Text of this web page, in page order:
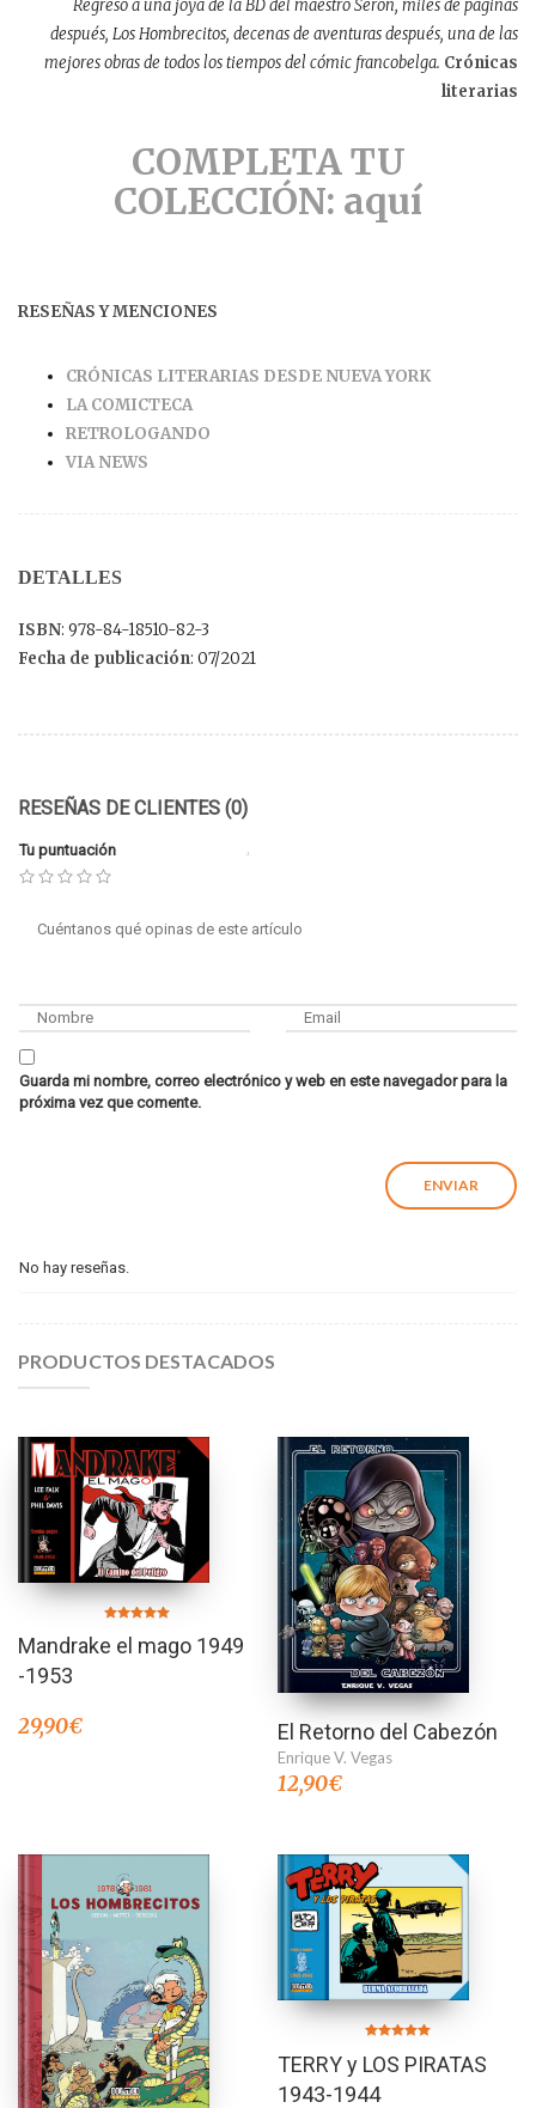
Regreso a una joya de la BD del maestro Seron, miles de páginas
después, Los Hombrecitos, decenas de aventuras después, una de las
mejores obras de todos los tiempos del cómic francobelga. Crónicas
literarias
COMPLETA TU
COLECCIÓN: aquí
RESEÑAS Y MENCIONES
CRÓNICAS LITERARIAS DESDE NUEVA YORK
LA COMICTECA
RETROLOGANDO
VIA NEWS
DETALLES
ISBN: 978-84-18510-82-3
Fecha de publicación: 07/2021
RESEÑAS DE CLIENTES (0)
Tu puntuación
Guarda mi nombre, correo electrónico y web en este navegador para la
próxima vez que comente.
No hay reseñas.
PRODUCTOS DESTACADOS
5.00
de 5
Mandrake el mago 1949
-1953
29,90€ El Retorno del Cabezón
Enrique V. Vegas
12,90€
5.00
de 5
TERRY y LOS PIRATAS
1943-1944